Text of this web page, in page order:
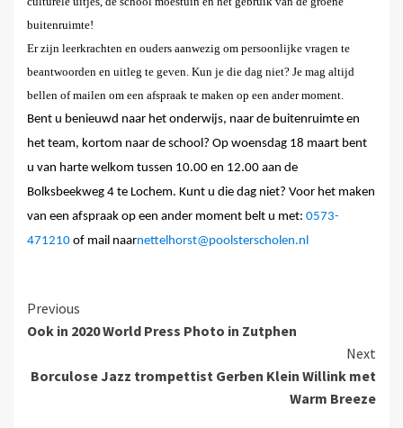
buitenruimte!
Er zijn leerkrachten en ouders aanwezig om persoonlijke vragen te
beantwoorden en uitleg te geven. Kun je die dag niet? Je mag altijd
bellen of mailen om een afspraak te maken op een ander moment.
Bent u benieuwd naar het onderwijs, naar de buitenruimte en
het team, kortom naar de school? Op woensdag 18 maart bent
u van harte welkom tussen 10.00 en 12.00 aan de
Bolksbeekweg 4 te Lochem. Kunt u die dag niet? Voor het maken
van een afspraak op een ander moment belt u met: 0573-
471210 of mail naarnettelhorst@poolsterscholen.nl
Previous
Ook in 2020 World Press Photo in Zutphen
Next
Borculose Jazz trompettist Gerben Klein Willink met
Warm Breeze